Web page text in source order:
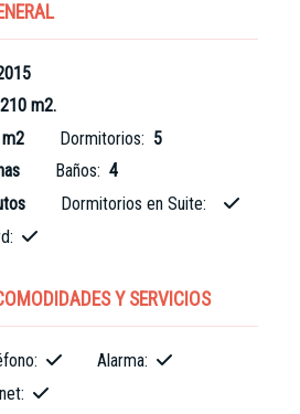
210 m2.
Dormitorios: 5
Baños: 4
Dormitorios en Suite:
Y SERVICIOS
Alarma: